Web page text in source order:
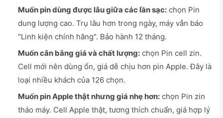
Muốn pin dùng được lâu giữa các lần sạc: chọn Pin
dung lượng cao. Trụ lâu hơn trong ngày, máy vẫn báo
"Linh kiện chính hãng". Bảo hành 12 tháng.
Muốn cân bằng giá và chất lượng: chọn Pin cell zin.
Cell mới nên dùng ổn, giá dễ chịu hơn pin Apple. Đây là
loại nhiều khách của 126 chọn.
Muốn pin Apple thật nhưng giá nhẹ hơn: chọn Pin zin
tháo máy. Cell Apple thật, tương thích chuẩn, giá hợp lý